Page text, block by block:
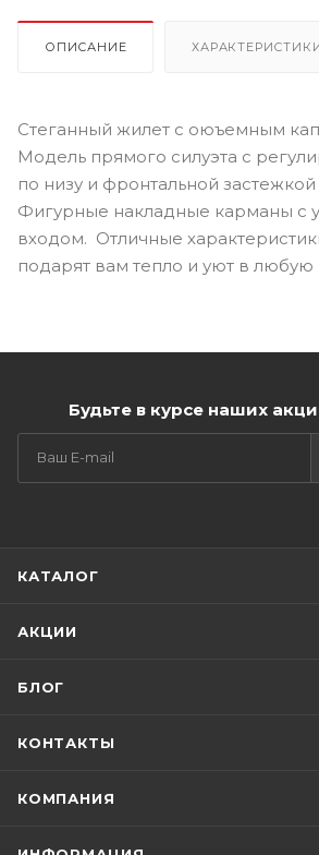
ОПИСАНИЕ
Стеганный жилет с оюъемным
Модель прямого силуэта с
по низу и фронтальной застежкой
Фигурные накладные карманы с
входом. Отличные
подарят вам тепло и уют в любую
Будьте в курсе наших
КАТАЛОГ
АКЦИИ
БЛОГ
КОНТАКТЫ
КОМПАНИЯ